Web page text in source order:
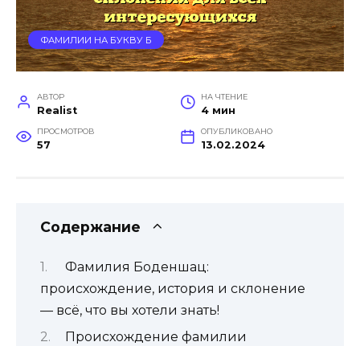
ФАМИЛИИ НА БУКВУ Б
АВТОР
Realist
НА ЧТЕНИЕ
4 мин
ПРОСМОТРОВ
57
ОПУБЛИКОВАНО
13.02.2024
Содержание
Фамилия Боденшац:
происхождение, история и склонение
— всё, что вы хотели знать!
Происхождение фамилии